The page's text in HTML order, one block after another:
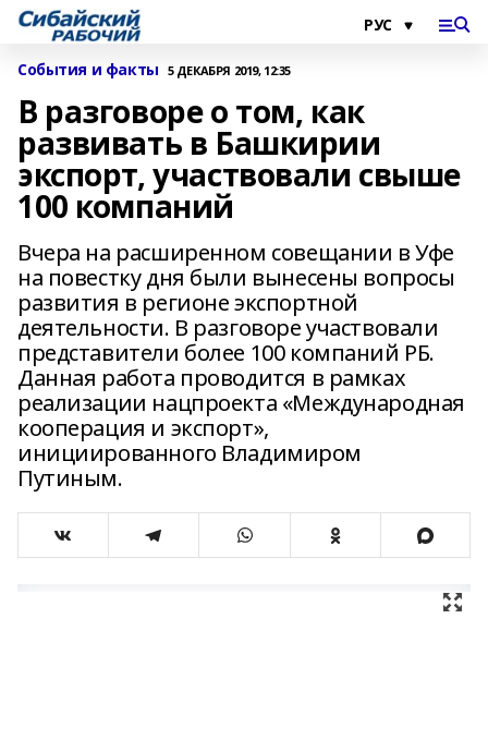
События и факты 5 ДЕКАБРЯ 2019, 12:35
В разговоре о том, как
развивать в Башкирии
экспорт, участвовали свыше
100 компаний
Вчера на расширенном совещании в Уфе
на повестку дня были вынесены вопросы
развития в регионе экспортной
деятельности. В разговоре участвовали
представители более 100 компаний РБ.
Данная работа проводится в рамках
реализации нацпроекта «Международная
кооперация и экспорт»,
инициированного Владимиром
Путиным.